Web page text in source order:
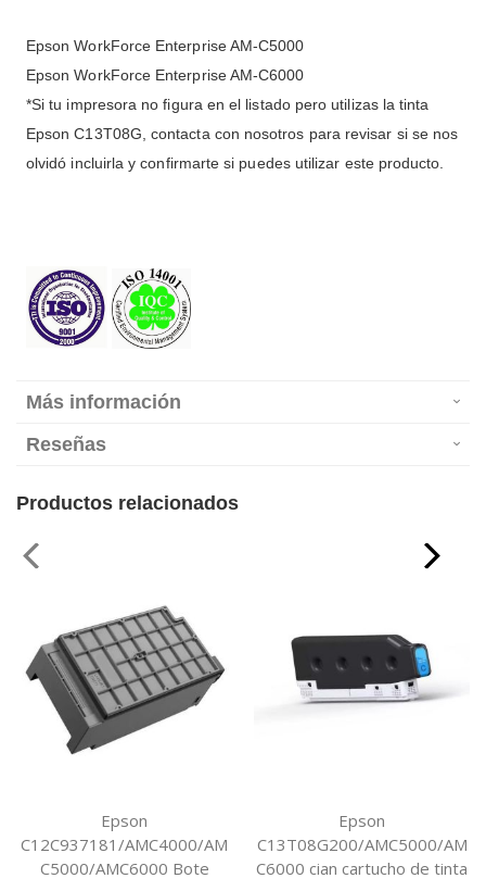
Epson WorkForce Enterprise AM-C5000
Epson WorkForce Enterprise AM-C6000
*Si tu impresora no figura en el listado pero utilizas la tinta
Epson C13T08G, contacta con nosotros para revisar si se nos
olvidó incluirla y confirmarte si puedes utilizar este producto.
Más información
Reseñas
Productos relacionados
Epson
C12C937181/AMC4000/AM
C5000/AMC6000 Bote
Epson
C13T08G200/AMC5000/AM
C6000 cian cartucho de tinta